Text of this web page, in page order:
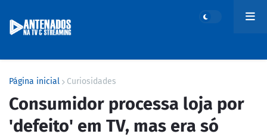
Página inicial Curiosidades
Consumidor processa loja por
'defeito' em TV, mas era só